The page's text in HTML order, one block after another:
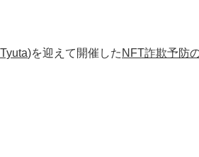
)を迎えて開催した NFT詐欺予防